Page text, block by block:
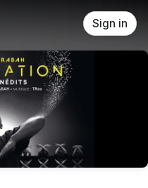
Sign in